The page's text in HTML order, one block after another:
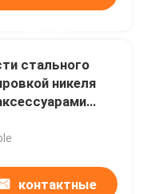
стального
никеля
через
контактные